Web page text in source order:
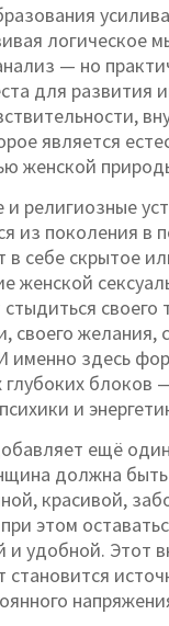
логическое
— но
для развития
является
женской
и религиозные
из поколения в
в себе скрытое
женской
своего
своего желания,
именно здесь
блоков
и
ещё
должна
красивой,
этом
удобной. Этот
становится